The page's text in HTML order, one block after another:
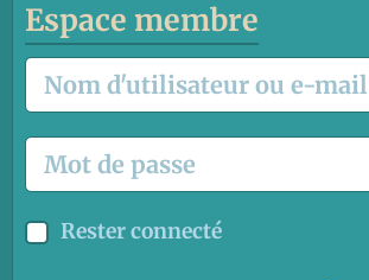
Espace membre
Rester connecté